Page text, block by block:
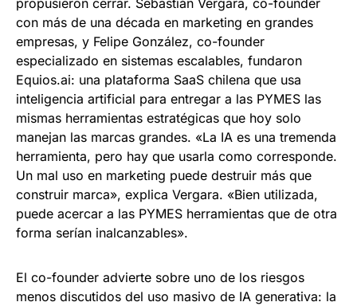
con más de una década en marketing en grandes
empresas, y Felipe González, co-founder
especializado en sistemas escalables, fundaron
Equios.ai: una plataforma SaaS chilena que usa
inteligencia artificial para entregar a las PYMES las
mismas herramientas estratégicas que hoy solo
manejan las marcas grandes. «La IA es una tremenda
herramienta, pero hay que usarla como corresponde.
Un mal uso en marketing puede destruir más que
construir marca», explica Vergara. «Bien utilizada,
puede acercar a las PYMES herramientas que de otra
forma serían inalcanzables».
El co-founder advierte sobre uno de los riesgos
menos discutidos del uso masivo de IA generativa: la